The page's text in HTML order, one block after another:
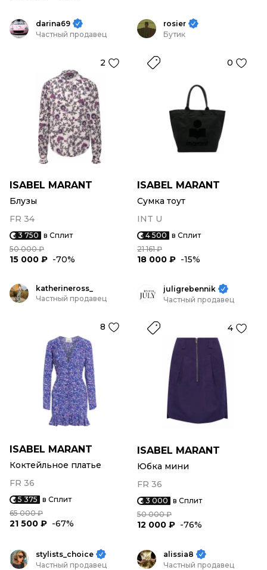
darina69
Частный продавец
2
ISABEL MARANT
Блузы
FR 34
3 750 в Сплит
50 000 ₽
15 000 ₽ -70%
rosier
Бутик
0
ISABEL MARANT
Сумка тоут
INT U
4 500 в Сплит
21 161 ₽
18 000 ₽ -15%
katherineross_
Частный продавец
8
ISABEL MARANT
Коктейльное платье
FR 36
5 375 в Сплит
65 000 ₽
21 500 ₽ -67%
juligrebennik
Частный продавец
4
ISABEL MARANT
Юбка мини
FR 36
3 000 в Сплит
50 000 ₽
12 000 ₽ -76%
stylists_choice
Частный продавец
alissia8
Частный продавец